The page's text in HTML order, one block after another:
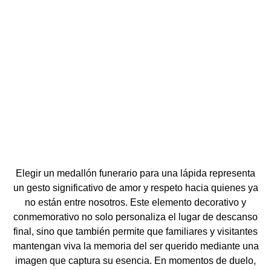
Elegir un medallón funerario para una lápida representa
un gesto significativo de amor y respeto hacia quienes ya
no están entre nosotros. Este elemento decorativo y
conmemorativo no solo personaliza el lugar de descanso
final, sino que también permite que familiares y visitantes
mantengan viva la memoria del ser querido mediante una
imagen que captura su esencia. En momentos de duelo,